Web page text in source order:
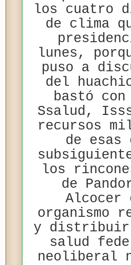
los cuatro
de clima
lunes,
puso a
del
bastó
Ssalud,
recursos
de esas
los
de
Alcocer
organismo
y distribuir
salud
neoliberal